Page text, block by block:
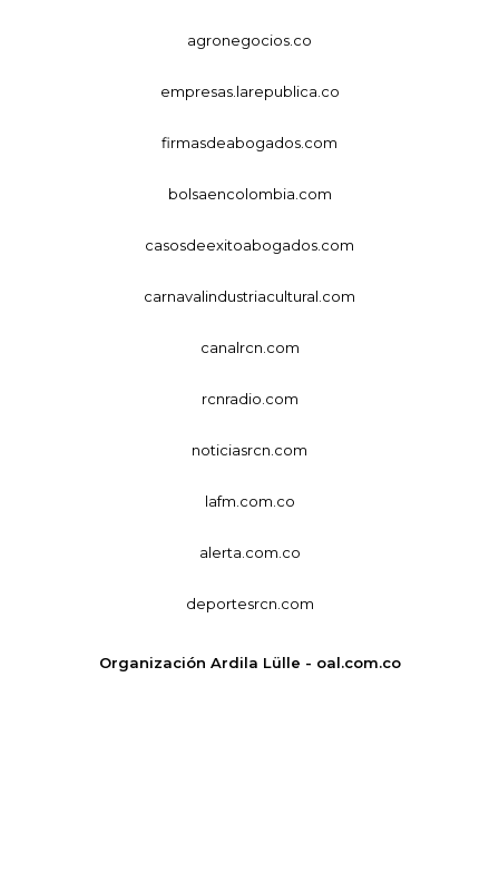
agronegocios.co
empresas.larepublica.co
firmasdeabogados.com
bolsaencolombia.com
casosdeexitoabogados.com
carnavalindustriacultural.com
canalrcn.com
rcnradio.com
noticiasrcn.com
lafm.com.co
alerta.com.co
deportesrcn.com
Organización Ardila Lülle - oal.com.co